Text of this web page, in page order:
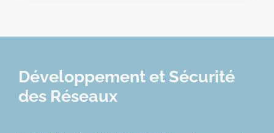
Développement et Sécurité
des Réseaux